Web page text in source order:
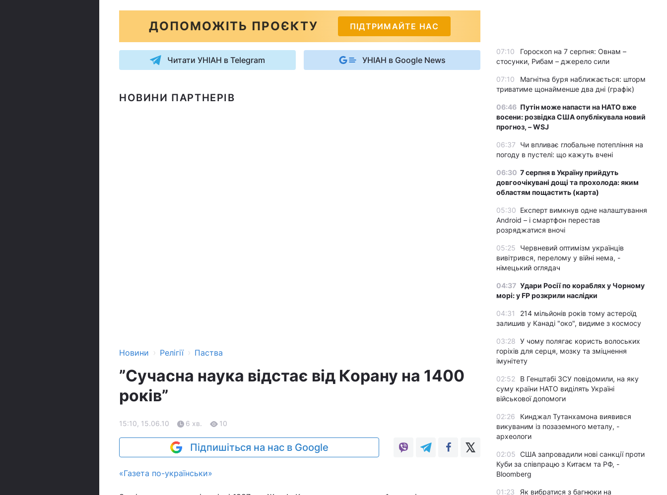
ДОПОМОЖІТЬ ПРОЄКТУ ПІДТРИМАЙТЕ НАС
Читати УНІАН в Telegram УНІАН в Google News
НОВИНИ ПАРТНЕРІВ
Новини › Релігії › Паства
”Сучасна наука відстає від Корану на 1400
років”
15:10, 15.06.10 6 хв. 10
Підпишіться на нас в Google
«Газета по-українськи»
07:10
Гороскоп на 7 серпня: Овнам –
стосунки, Рибам – джерело сили
07:10
Магнітна буря наближається: шторм
триватиме щонайменше два дні (графік)
06:46 Путін може напасти на НАТО вже
восени: розвідка США опублікувала новий
прогноз, – WSJ
06:37
Чи впливає глобальне потепління на
погоду в пустелі: що кажуть вчені
06:30 7 серпня в Україну прийдуть
довгоочікувані дощі та прохолода: яким
областям пощастить (карта)
05:30 Експерт вимкнув одне налаштування
Android – і смартфон перестав
розряджатися вночі
05:25
Червневий оптимізм українців
вивітрився, перелому у війні нема, -
німецький оглядач
04:37 Удари Росії по кораблях у Чорному
морі: у FP розкрили наслідки
04:31
214 мільйонів років тому астероїд
залишив у Канаді "око", видиме з космосу
03:28 У чому полягає користь волоських
горіхів для серця, мозку та зміцнення
імунітету
02:52
В Генштабі ЗСУ повідомили, на яку
суму країни НАТО виділять Україні
військової допомоги
02:26
Кинджал Тутанхамона виявився
викуваним із позаземного металу, -
археологи
02:05 США запровадили нові санкції проти
Куби за співпрацю з Китаєм та РФ, -
Bloomberg
01:23
Як вибратися з багнюки на